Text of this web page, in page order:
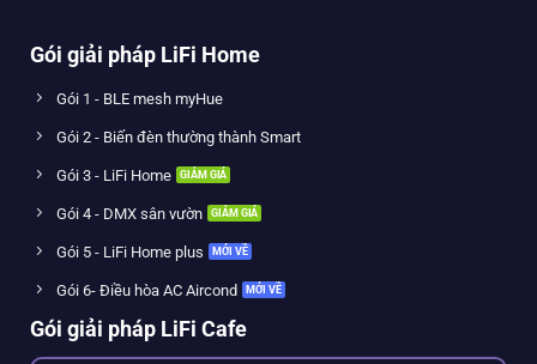
Gói giải pháp LiFi Home
Gói 1 - BLE mesh myHue
Gói 2 - Biến đèn thường thành Smart
Gói 3 - LiFi Home
Gói 4 - DMX sân vườn
Gói 5 - LiFi Home plus
Gói 6- Điều hòa AC Aircond
Gói giải pháp LiFi Cafe